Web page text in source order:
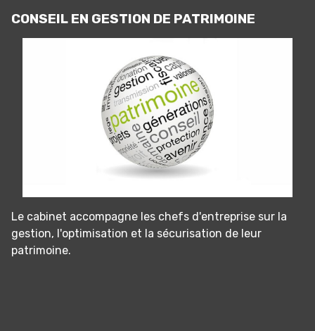
CONSEIL EN GESTION DE PATRIMOINE
Le cabinet accompagne les chefs d'entreprise sur la
gestion, l'optimisation et la sécurisation de leur
patrimoine.